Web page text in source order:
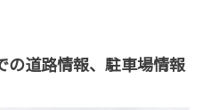
の道路情報、駐車場情報